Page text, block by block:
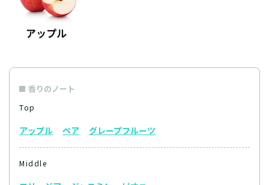
香りのノート
Top
アップル ペア グレープフルーツ
Middle